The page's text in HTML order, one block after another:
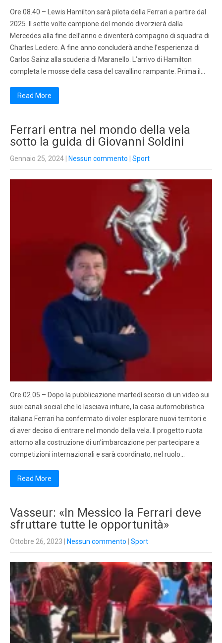
Ore 08.40 – Lewis Hamilton sarà pilota della Ferrari a partire dal
2025. Il sette volte campione del mondo divorzierà dalla
Mercedes alla fine dell’anno e diventerà compagno di squadra di
Charles Leclerc. A fine anno concluderà anche l’esperienza di
Carlos Sainz alla scuderia di Maranello. L’arrivo di Hamilton
completa le mosse della casa del cavallino rampante. Prima il…
Read More
Ferrari entra nel mondo della vela
sotto la guida di Giovanni Soldini
Gennaio 25, 2024 Nessun commento Sport
Ore 02.05 – Dopo la pubblicazione martedì scorso di un video sui
suoi canali social che lo lasciava intuire, la casa automobilistica
italiana Ferrari ha confermato di voler esplorare nuovi territori e
di aver deciso di entrare nel mondo della vela. Il progetto ruota
attorno alla costruzione di un’imbarcazione per partecipare a
competizioni internazionali e sarà coordinato, nel ruolo…
Read More
Vasseur: «In Messico la Ferrari deve
sfruttare tutte le opportunità»
Ottobre 26, 2023 Nessun commento Sport